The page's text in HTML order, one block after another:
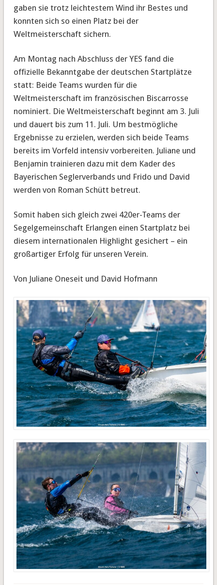
gaben sie trotz leichtestem Wind ihr Bestes und
konnten sich so einen Platz bei der
Weltmeisterschaft sichern.
Am Montag nach Abschluss der YES fand die
offizielle Bekanntgabe der deutschen Startplätze
statt: Beide Teams wurden für die
Weltmeisterschaft im französischen Biscarrosse
nominiert. Die Weltmeisterschaft beginnt am 3. Juli
und dauert bis zum 11. Juli. Um bestmögliche
Ergebnisse zu erzielen, werden sich beide Teams
bereits im Vorfeld intensiv vorbereiten. Juliane und
Benjamin trainieren dazu mit dem Kader des
Bayerischen Seglerverbands und Frido und David
werden von Roman Schütt betreut.
Somit haben sich gleich zwei 420er-Teams der
Segelgemeinschaft Erlangen einen Startplatz bei
diesem internationalen Highlight gesichert – ein
großartiger Erfolg für unseren Verein.
Von Juliane Oneseit und David Hofmann